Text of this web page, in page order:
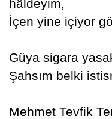
hâldeyim,
İçen yine içiyor
Güya sigara
Şahsım belki
Mehmet Tevfik